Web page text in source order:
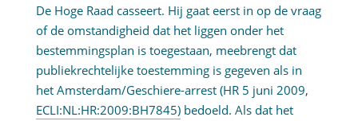
De Hoge Raad casseert. Hij gaat eerst in op de vraag
of de omstandigheid dat het liggen onder het
bestemmingsplan is toegestaan, meebrengt dat
publiekrechtelijke toestemming is gegeven als in
het Amsterdam/Geschiere-arrest (HR 5 juni 2009,
ECLI:NL:HR:2009:BH7845)bedoeld. Als dat het